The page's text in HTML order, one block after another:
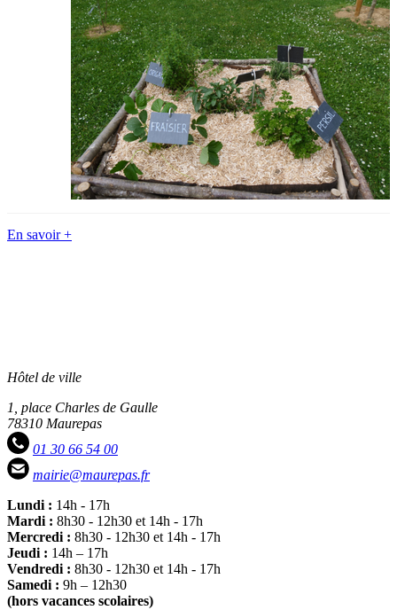
En savoir +
Hôtel de ville
1, place Charles de Gaulle
78310 Maurepas
01 30 66 54 00
mairie@maurepas.fr
Lundi : 14h - 17h
Mardi : 8h30 - 12h30 et 14h - 17h
Mercredi : 8h30 - 12h30 et 14h - 17h
Jeudi : 14h – 17h
Vendredi : 8h30 - 12h30 et 14h - 17h
Samedi : 9h – 12h30
(hors vacances scolaires)